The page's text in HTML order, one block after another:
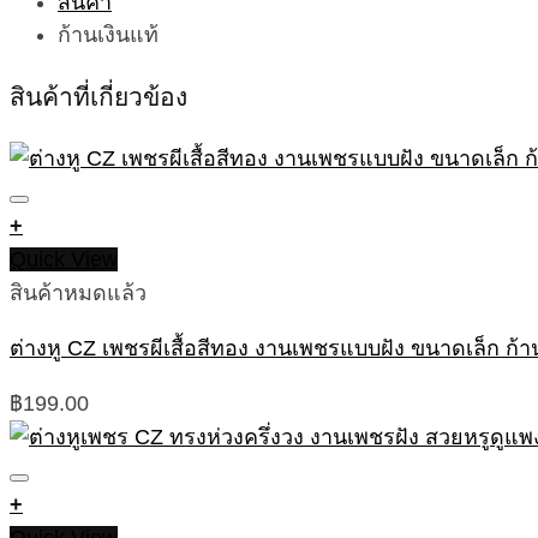
ก้านเงินแท้
สินค้าที่เกี่ยวข้อง
+
สินค้าหมดแล้ว
ต่างหู CZ เพชรผีเสื้อสีทอง งานเพชรแบบฝัง ขนาดเล็ก ก้า
฿199.00
+